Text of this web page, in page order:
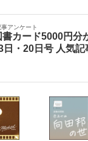
事アンケート
書カード5000円
日・20日号 人気